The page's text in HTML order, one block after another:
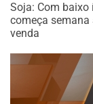
Soja: Com baixo
começa semana
venda